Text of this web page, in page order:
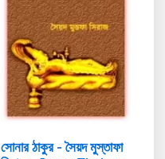
সোনার ঠাকুর - সৈয়দ মুস্তাফা